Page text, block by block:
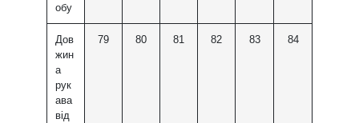
обу
Дов
жин
а
рук
ава
від
79 80 81 82 83 84